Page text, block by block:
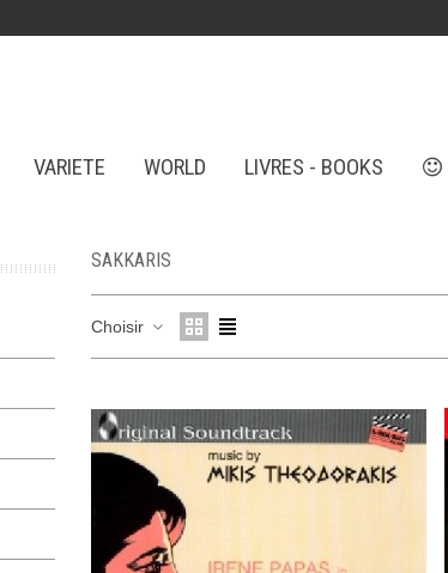
VARIETE WORLD LIVRES - BOOKS
SAKKARIS
Choisir